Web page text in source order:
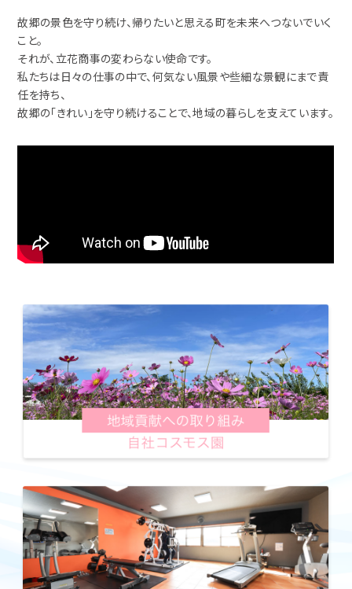
故郷の景色を守り続け、帰りたいと思える町を未来へつないでいく
こと。
それが、立花商事の変わらない使命です。
私たちは日々の仕事の中で、何気ない風景や些細な景観にまで責
任を持ち、
故郷の「きれい」を守り続けることで、地域の暮らしを支えています。